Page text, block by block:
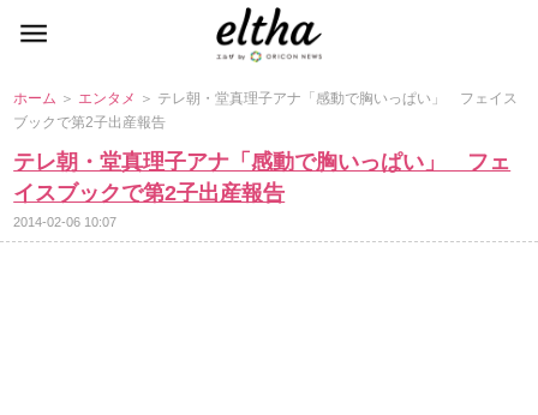
ホーム ＞ エンタメ ＞ テレ朝・堂真理子アナ「感動で胸いっぱい」 フェイス
ブックで第2子出産報告
テレ朝・堂真理子アナ「感動で胸いっぱい」 フェ
イスブックで第2子出産報告
2014-02-06 10:07